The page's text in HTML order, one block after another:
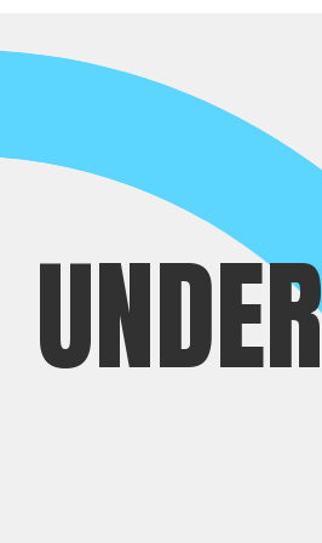
Ann-Britt Nordby